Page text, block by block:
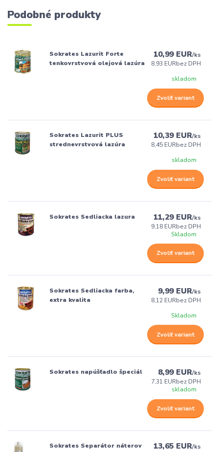
Podobné produkty
Sokrates Lazurit Forte
tenkovrstvová olejová lazúra
10,99 EUR/ks
8,93 EURbez DPH
skladom
Zvoliť variant
Sokrates Lazurit PLUS
strednevrstvová lazúra
10,39 EUR/ks
8,45 EURbez DPH
skladom
Zvoliť variant
Sokrates Sedliacka lazura 11,29 EUR/ks
9,18 EURbez DPH
Skladom
Zvoliť variant
Sokrates Sedliacka farba,
extra kvalita
9,99 EUR/ks
8,12 EURbez DPH
Skladom
Zvoliť variant
Sokrates napúšťadlo špeciál 8,99 EUR/ks
7,31 EURbez DPH
skladom
Zvoliť variant
Sokrates Separátor náterov
13,65 EUR/ks